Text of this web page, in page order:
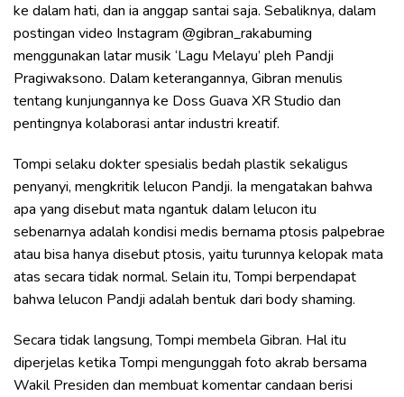
ke dalam hati, dan ia anggap santai saja. Sebaliknya, dalam
postingan video Instagram @gibran_rakabuming
menggunakan latar musik ‘Lagu Melayu’ pleh Pandji
Pragiwaksono. Dalam keterangannya, Gibran menulis
tentang kunjungannya ke Doss Guava XR Studio dan
pentingnya kolaborasi antar industri kreatif.
Tompi selaku dokter spesialis bedah plastik sekaligus
penyanyi, mengkritik lelucon Pandji. Ia mengatakan bahwa
apa yang disebut mata ngantuk dalam lelucon itu
sebenarnya adalah kondisi medis bernama ptosis palpebrae
atau bisa hanya disebut ptosis, yaitu turunnya kelopak mata
atas secara tidak normal. Selain itu, Tompi berpendapat
bahwa lelucon Pandji adalah bentuk dari body shaming.
Secara tidak langsung, Tompi membela Gibran. Hal itu
diperjelas ketika Tompi mengunggah foto akrab bersama
Wakil Presiden dan membuat komentar candaan berisi